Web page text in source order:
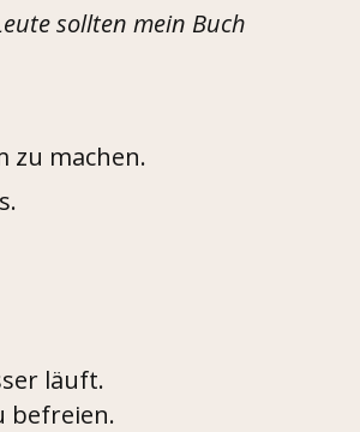
sollten mein Buch
zu machen.
läuft.
befreien.